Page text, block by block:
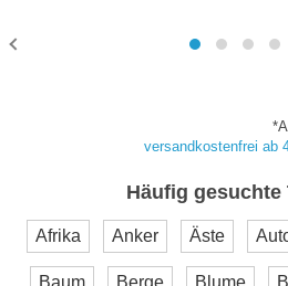
versandkostenfrei ab
Häufig gesuchte
Afrika Anker Äste
Baum Berge Blume